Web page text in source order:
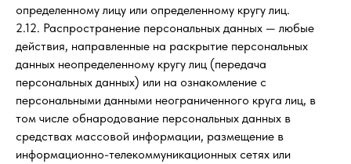
определенному лицу или определенному кругу лиц.
2.12. Распространение персональных данных — любые
действия, направленные на раскрытие персональных
данных неопределенному кругу лиц (передача
персональных данных) или на ознакомление с
персональными данными неограниченного круга лиц, в
том числе обнародование персональных данных в
средствах массовой информации, размещение в
информационно-телекоммуникационных сетях или